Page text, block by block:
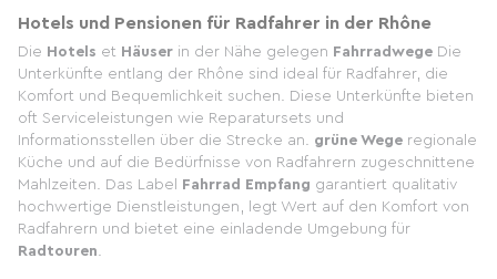
Hotels und Pensionen für Radfahrer in der Rhône
Die Hotels et Häuser in der Nähe gelegen Fahrradwege Die
Unterkünfte entlang der Rhône sind ideal für Radfahrer, die
Komfort und Bequemlichkeit suchen. Diese Unterkünfte bieten
oft Serviceleistungen wie Reparatursets und
Informationsstellen über die Strecke an. grüne Wege regionale
Küche und auf die Bedürfnisse von Radfahrern zugeschnittene
Mahlzeiten. Das Label Fahrrad Empfang garantiert qualitativ
hochwertige Dienstleistungen, legt Wert auf den Komfort von
Radfahrern und bietet eine einladende Umgebung für
Radtouren